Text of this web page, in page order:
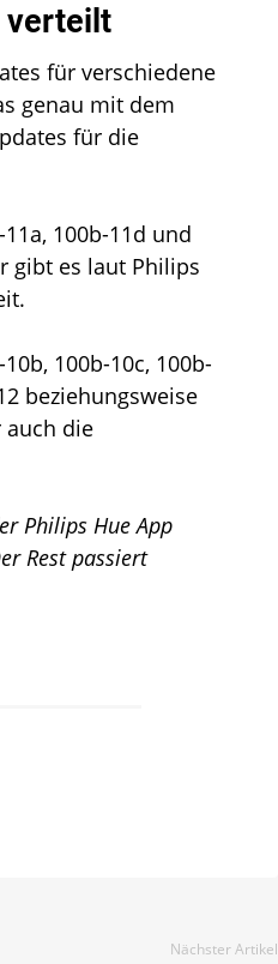
verteilt
für verschiedene
genau mit dem
für die
100b-11d und
gibt es laut Philips
100b-10c, 100b-
beziehungsweise
auch die
Philips Hue App
Rest passiert
Nächster Artikel